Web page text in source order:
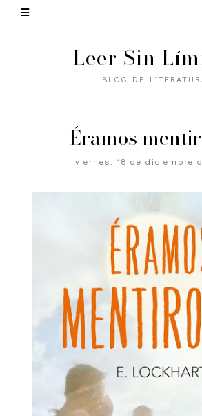
Leer Sin
BLOG DE
Éramos
viernes, 18 de diciembre